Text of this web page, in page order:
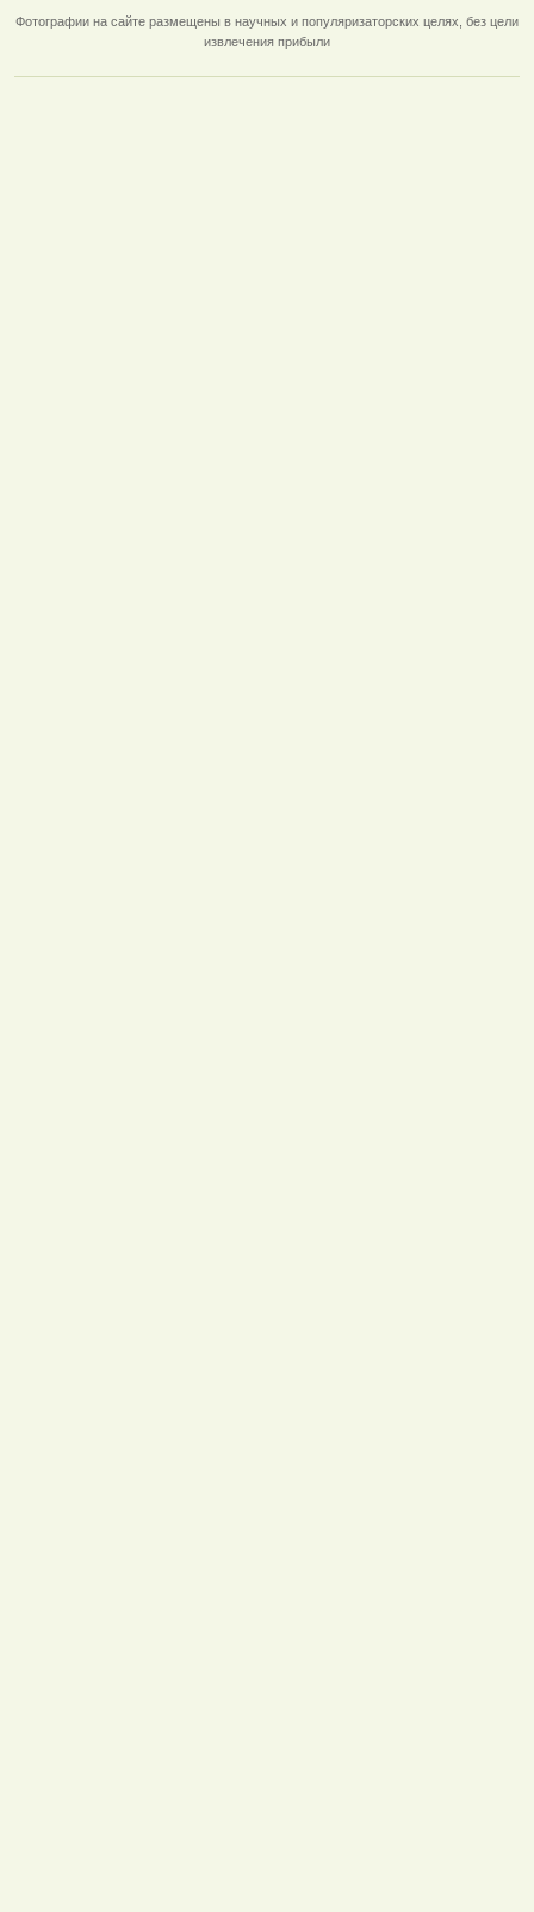
Фотографии на сайте размещены в научных и популяризаторских целях, без цели
извлечения прибыли